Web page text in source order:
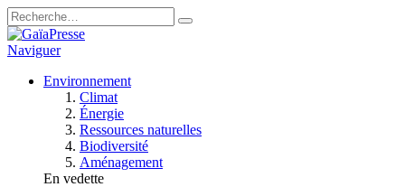
Naviguer
Environnement
Climat
Énergie
Ressources naturelles
Biodiversité
Aménagement
En vedette